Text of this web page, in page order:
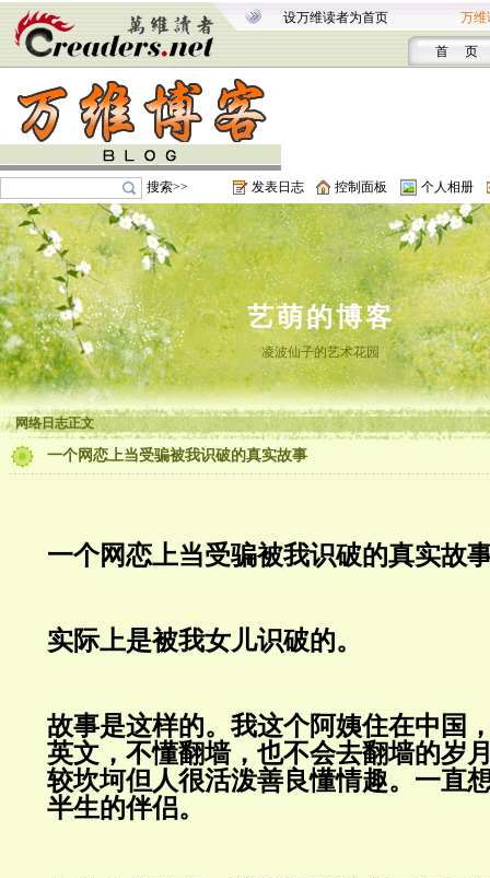
设万维读者为首页 万维
首 页
搜索>> 发表日志 控制面板 个人相册
艺萌的博客
凌波仙子的艺术花园
网络日志正文
一个网恋上当受骗被我识破的真实故事
一个网恋上当受骗被我识破的真实故
实际上是被我女儿识破的。
故事是这样的。我这个阿姨住在中国
英文，不懂翻墙，也不会去翻墙的岁
较坎坷但人很活泼善良懂情趣。一直
半生的伴侣。